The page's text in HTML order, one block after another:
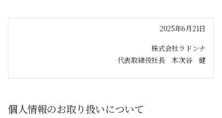
2025年6月21日
株式会社ラドンナ
代表取締役社長 木次谷 健
個人情報のお取り扱いについて